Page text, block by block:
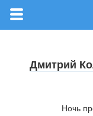
Дмитрий
Ночь